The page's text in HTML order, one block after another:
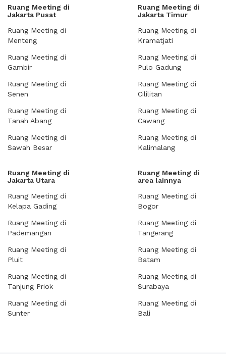
Ruang Meeting di
Jakarta Pusat
Ruang Meeting di
Menteng
Ruang Meeting di
Gambir
Ruang Meeting di
Senen
Ruang Meeting di
Tanah Abang
Ruang Meeting di
Sawah Besar
Ruang Meeting di
Jakarta Timur
Ruang Meeting di
Kramatjati
Ruang Meeting di
Pulo Gadung
Ruang Meeting di
Cililitan
Ruang Meeting di
Cawang
Ruang Meeting di
Kalimalang
Ruang Meeting di
Jakarta Utara
Ruang Meeting di
Kelapa Gading
Ruang Meeting di
Pademangan
Ruang Meeting di
Pluit
Ruang Meeting di
Tanjung Priok
Ruang Meeting di
Sunter
Ruang Meeting di
area lainnya
Ruang Meeting di
Bogor
Ruang Meeting di
Tangerang
Ruang Meeting di
Batam
Ruang Meeting di
Surabaya
Ruang Meeting di
Bali